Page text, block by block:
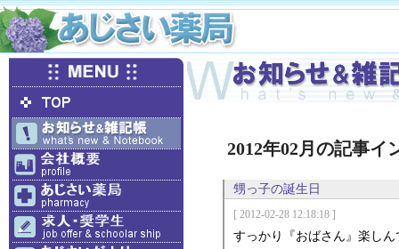
2012年02月の記事イ
甥っ子の誕生日
[ 2012-02-28 12:18:18 ]
すっかり『おばさん』楽しん